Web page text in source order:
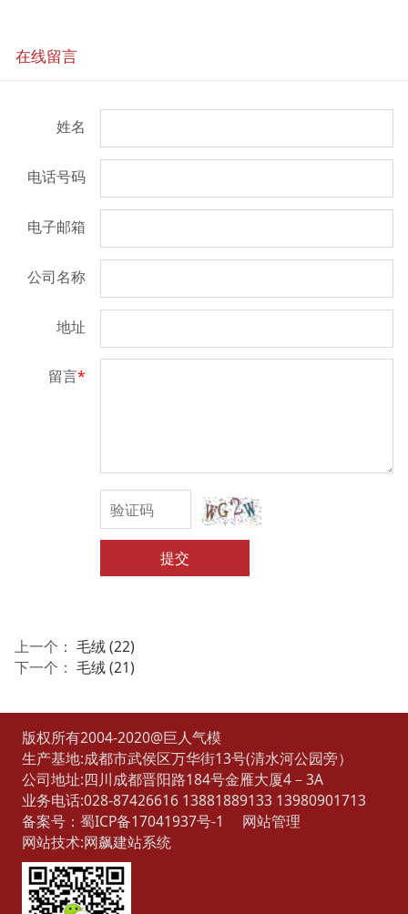
在线留言
姓名
电话号码
电子邮箱
公司名称
地址
留言*
提交
上一个： 毛绒 (22)
下一个： 毛绒 (21)
版权所有2004-2020@巨人气模
生产基地:成都市武侯区万华街13号(清水河公园旁）
公司地址:四川成都晋阳路184号金雁大厦4－3A
业务电话:028-874266161388188913313980901713
备案号：蜀ICP备17041937号-1
网站管理
网站技术:网飙建站系统